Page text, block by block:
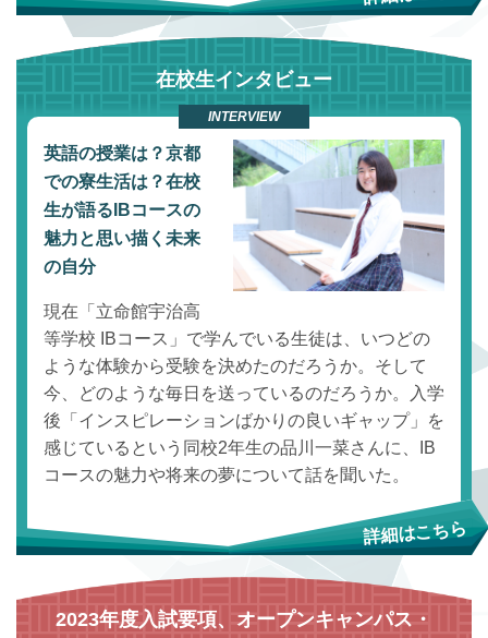
在校生インタビュー
INTERVIEW
英語の授業は？京都
での寮生活は？在校
生が語るIBコースの
魅力と思い描く未来
の自分
現在「立命館宇治高
等学校 IBコース」で学んでいる生徒は、いつどの
ような体験から受験を決めたのだろうか。そして
今、どのような毎日を送っているのだろうか。入学
後「インスピレーションばかりの良いギャップ」を
感じているという同校2年生の品川一菜さんに、IB
コースの魅力や将来の夢について話を聞いた。
2023年度入試要項、オープンキャンパス・